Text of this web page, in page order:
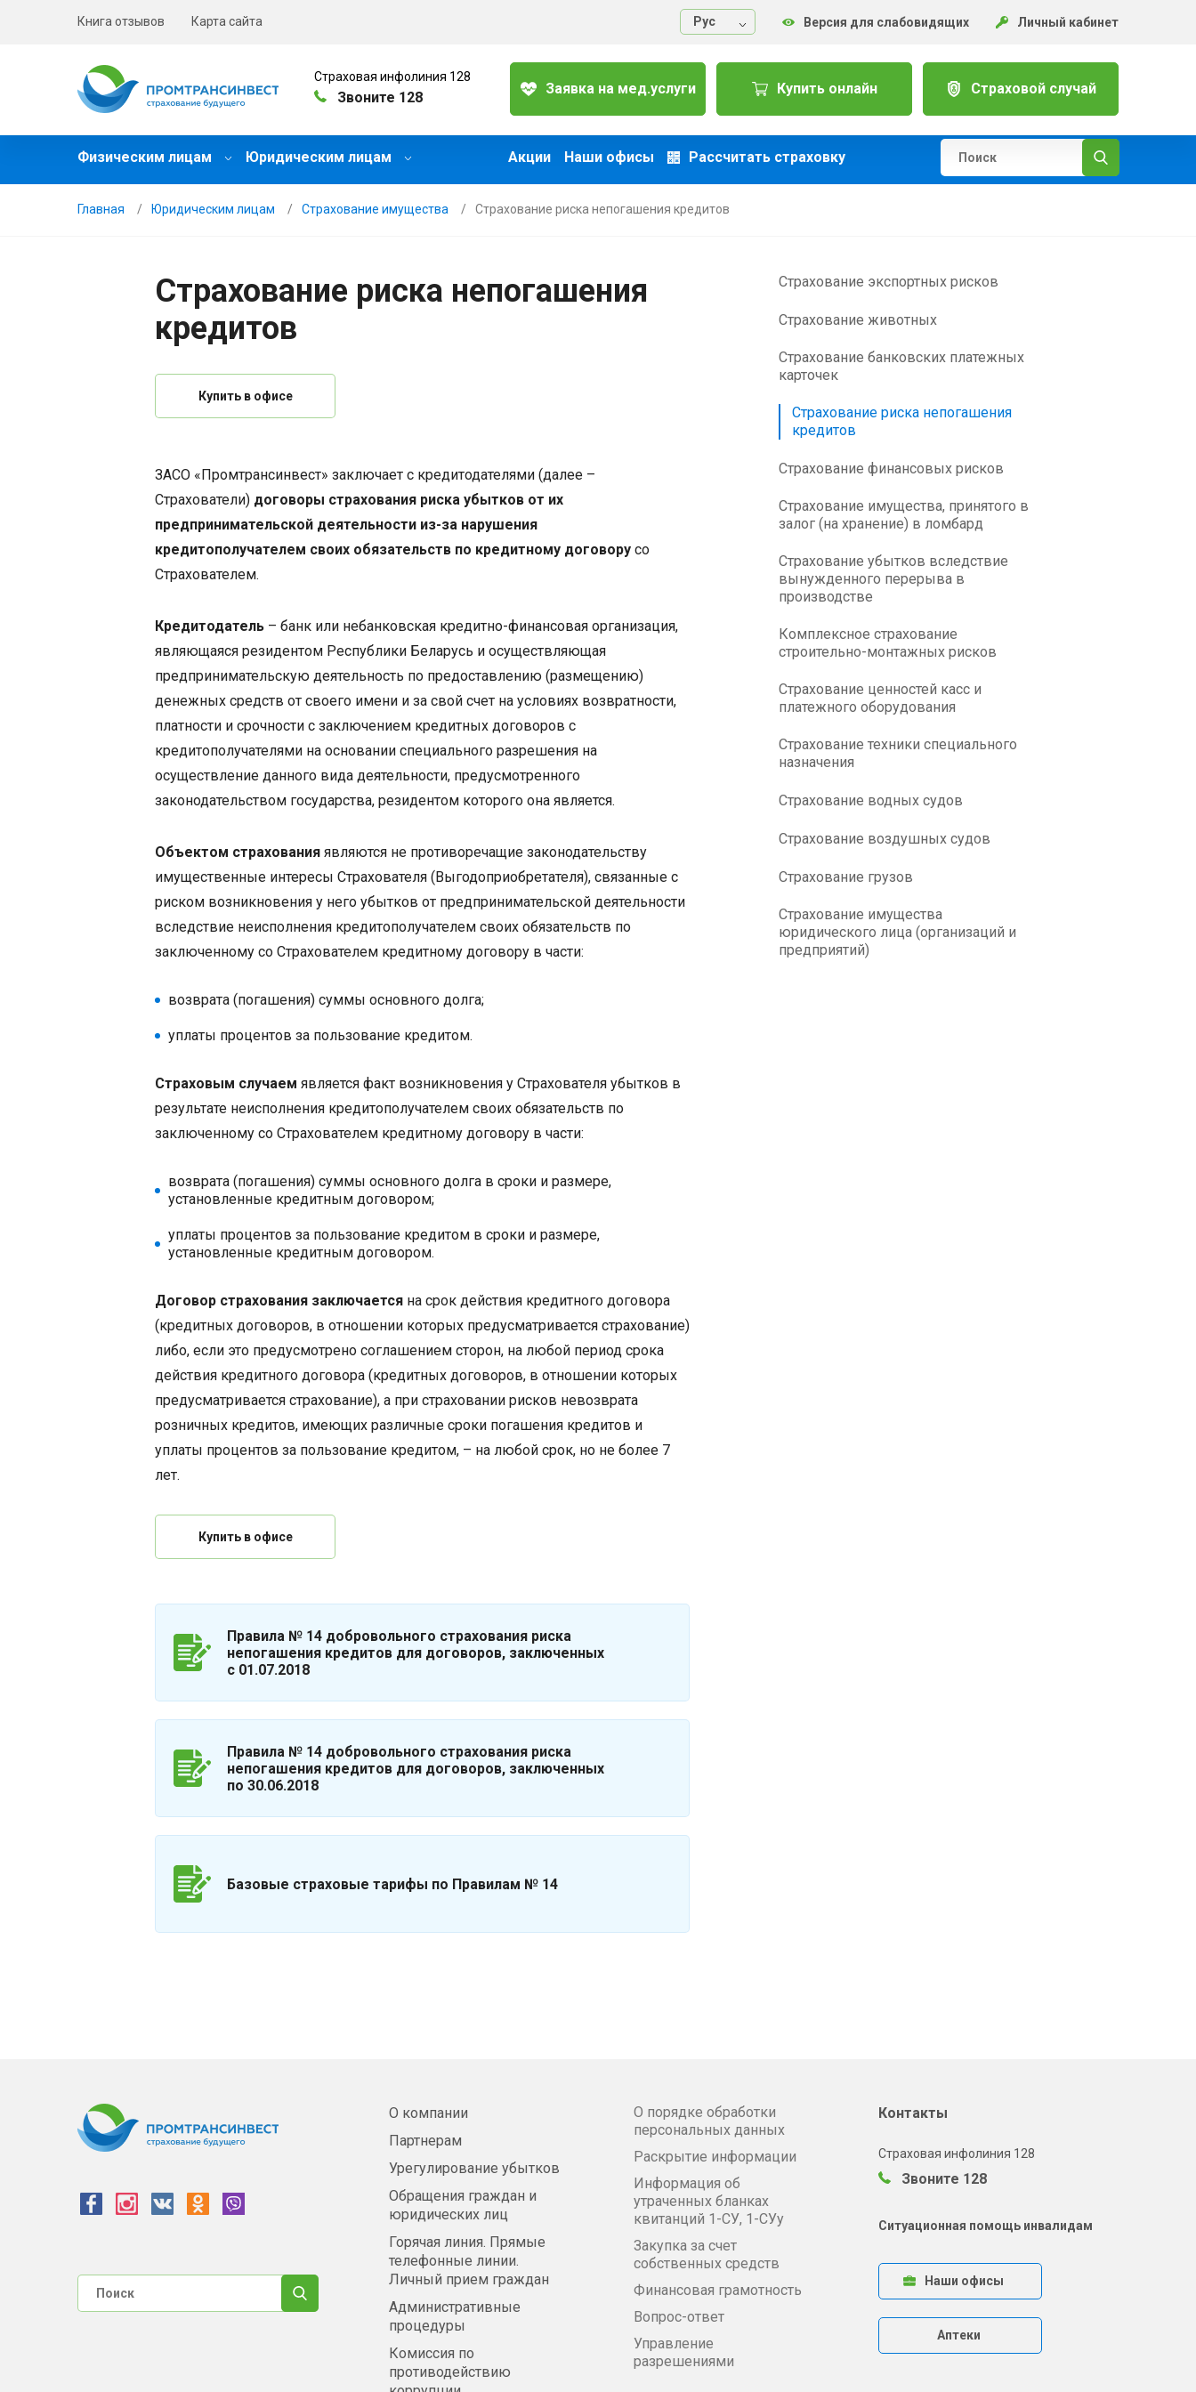
Книга отзывов Карта сайта Руc Версия для слабовидящих Личный кабинет
Страховая инфолиния 128
Звоните 128
Заявка на мед.услуги Купить онлайн Страховой случай
Физическим лицам Юридическим лицам Акции Наши офисы Рассчитать страховку
Главная Юридическим лицам Страхование имущества Страхование риска непогашения кредитов
Страхование риска непогашения
кредитов
Купить в офисе
ЗАСО «Промтрансинвест» заключает с кредитодателями (далее –
Страхователи) договоры страхования риска убытков от их
предпринимательской деятельности из-за нарушения
кредитополучателем своих обязательств по кредитному договору со
Страхователем.
Кредитодатель – банк или небанковская кредитно-финансовая организация,
являющаяся резидентом Республики Беларусь и осуществляющая
предпринимательскую деятельность по предоставлению (размещению)
денежных средств от своего имени и за свой счет на условиях возвратности,
платности и срочности с заключением кредитных договоров с
кредитополучателями на основании специального разрешения на
осуществление данного вида деятельности, предусмотренного
законодательством государства, резидентом которого она является.
Объектом страхования являются не противоречащие законодательству
имущественные интересы Страхователя (Выгодоприобретателя), связанные с
риском возникновения у него убытков от предпринимательской деятельности
вследствие неисполнения кредитополучателем своих обязательств по
заключенному со Страхователем кредитному договору в части:
возврата (погашения) суммы основного долга;
уплаты процентов за пользование кредитом.
Страховым случаем является факт возникновения у Страхователя убытков в
результате неисполнения кредитополучателем своих обязательств по
заключенному со Страхователем кредитному договору в части:
возврата (погашения) суммы основного долга в сроки и размере,
установленные кредитным договором;
уплаты процентов за пользование кредитом в сроки и размере,
установленные кредитным договором.
Договор страхования заключается на срок действия кредитного договора
(кредитных договоров, в отношении которых предусматривается страхование)
либо, если это предусмотрено соглашением сторон, на любой период срока
действия кредитного договора (кредитных договоров, в отношении которых
предусматривается страхование), а при страховании рисков невозврата
розничных кредитов, имеющих различные сроки погашения кредитов и
уплаты процентов за пользование кредитом, – на любой срок, но не более 7
лет.
Купить в офисе
Правила № 14 добровольного страхования риска
непогашения кредитов для договоров, заключенных
с 01.07.2018
Правила № 14 добровольного страхования риска
непогашения кредитов для договоров, заключенных
по 30.06.2018
Базовые страховые тарифы по Правилам № 14
Страхование экспортных рисков
Страхование животных
Страхование банковских платежных
карточек
Страхование риска непогашения
кредитов
Страхование финансовых рисков
Страхование имущества, принятого в
залог (на хранение) в ломбард
Страхование убытков вследствие
вынужденного перерыва в
производстве
Комплексное страхование
строительно-монтажных рисков
Страхование ценностей касс и
платежного оборудования
Страхование техники специального
назначения
Страхование водных судов
Страхование воздушных судов
Страхование грузов
Страхование имущества
юридического лица (организаций и
предприятий)
О компании
Партнерам
Урегулирование убытков
Обращения граждан и
юридических лиц
Горячая линия. Прямые
телефонные линии.
Личный прием граждан
Административные
процедуры
Комиссия по
противодействию
О порядке обработки
персональных данных
Раскрытие информации
Информация об
утраченных бланках
квитанций 1-СУ, 1-СУу
Закупка за счет
собственных средств
Финансовая грамотность
Вопрос-ответ
Управление
разрешениями
Контакты
Страховая инфолиния 128
Звоните 128
Ситуационная помощь инвалидам
Наши офисы
Аптеки